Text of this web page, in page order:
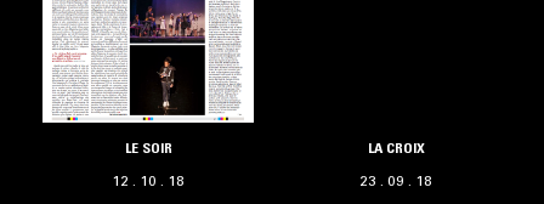
LE SOIR
12 . 10 . 18
LA CROIX
23 . 09 . 18